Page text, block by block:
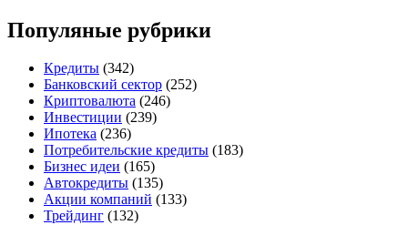
Популяные рубрики
Кредиты (342)
Банковский сектор (252)
Криптовалюта (246)
Инвестиции (239)
Ипотека (236)
Потребительские кредиты (183)
Бизнес идеи (165)
Автокредиты (135)
Акции компаний (133)
Трейдинг (132)